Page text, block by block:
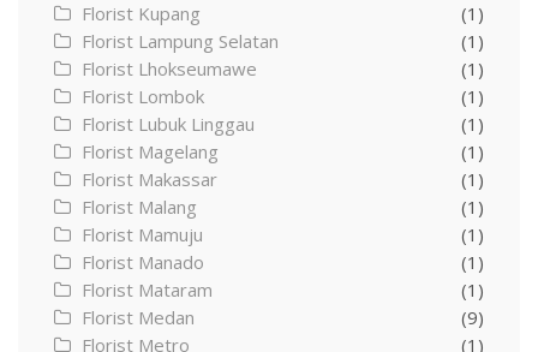
Florist Kupang
(1)
Florist Lampung Selatan
(1)
Florist Lhokseumawe
(1)
Florist Lombok
(1)
Florist Lubuk Linggau
(1)
Florist Magelang
(1)
Florist Makassar
(1)
Florist Malang
(1)
Florist Mamuju
(1)
Florist Manado
(1)
Florist Mataram
(1)
Florist Medan
(9)
Florist Metro
(1)